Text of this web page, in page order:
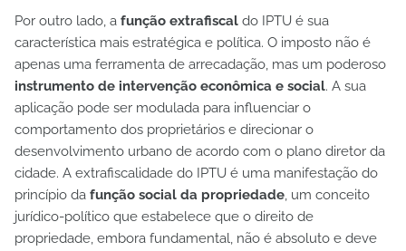
Por outro lado, a função extrafiscal do IPTU é sua
característica mais estratégica e política. O imposto não é
apenas uma ferramenta de arrecadação, mas um poderoso
instrumento de intervenção econômica e social. A sua
aplicação pode ser modulada para influenciar o
comportamento dos proprietários e direcionar o
desenvolvimento urbano de acordo com o plano diretor da
cidade. A extrafiscalidade do IPTU é uma manifestação do
princípio da função social da propriedade, um conceito
jurídico-político que estabelece que o direito de
propriedade, embora fundamental, não é absoluto e deve